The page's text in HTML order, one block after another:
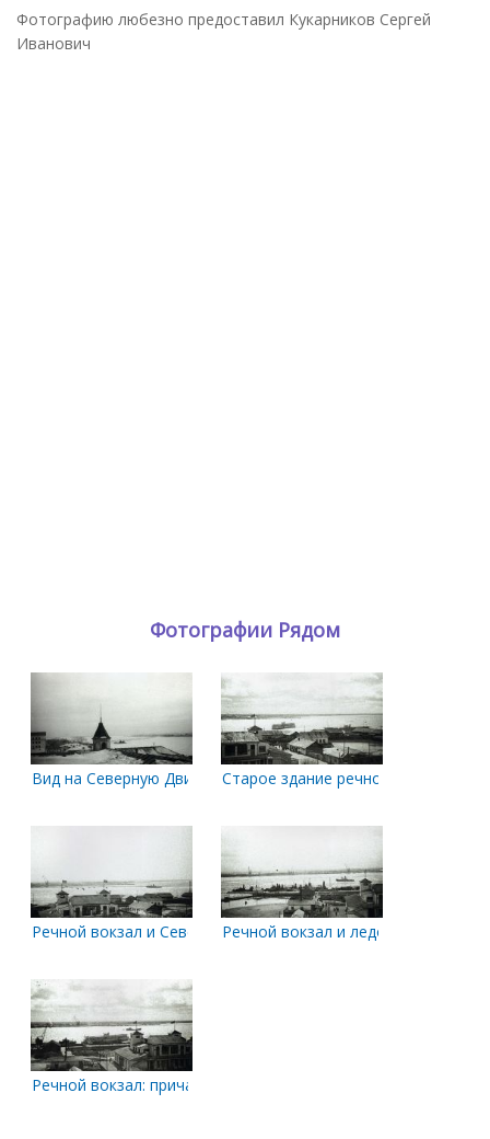
Фотографию любезно предоставил Кукарников Сергей
Иванович
Фотографии Рядом
Вид на Северную Двину с крыши школы №19
Старое здание речного вокзала
Речной вокзал и Северная Двина. Вид со школы №19.
Речной вокзал и ледоход на
Речной вокзал: причаливание парохода.